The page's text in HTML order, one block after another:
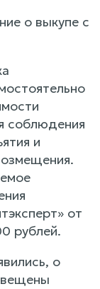
о выкупе с
соблюдения
и
от
рублей.
о